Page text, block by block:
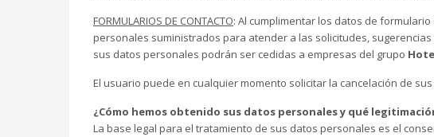
FORMULARIOS DE CONTACTO: Al cumplimentar los datos de
personales suministrados para atender a las solicitudes,
sus datos personales podrán ser cedidas a empresas del grupo
El usuario puede en cualquier momento solicitar la cancelación de
¿Cómo hemos obtenido sus datos personales y qué
La base legal para el tratamiento de sus datos personales es el